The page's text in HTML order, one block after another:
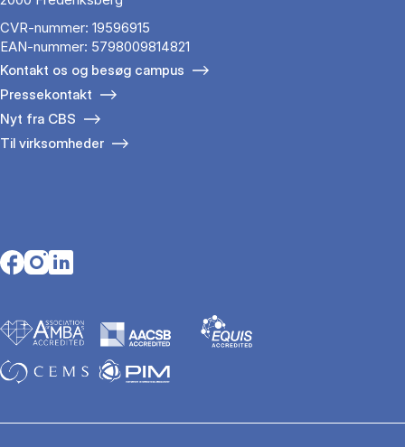
CVR-nummer: 19596915
EAN-nummer: 5798009814821
Kontakt os og besøg campus
Pressekontakt
Nyt fra CBS
Til virksomheder
Opens in a new tab
Opens in a new tab
Opens in a new tab